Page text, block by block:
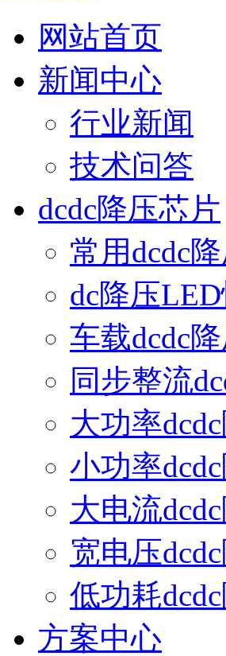
网站首页
新闻中心
行业新闻
技术问答
dcdc降压芯片
常用dcdc
dc降压
车载dcdc
同步整流
大功率
小功率
大电流
宽电压
低功耗
方案中心